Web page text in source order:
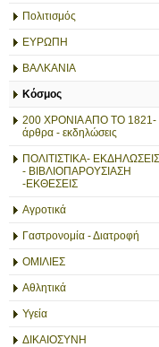
Πολιτισμός
ΕΥΡΩΠΗ
ΒΑΛΚΑΝΙΑ
Κόσμος
200 ΧΡΟΝΙΑ ΑΠΟ ΤΟ 1821-
άρθρα - εκδηλώσεις
ΠΟΛΙΤΙΣΤΙΚΑ- ΕΚΔΗΛΩΣΕΙΣ
- ΒΙΒΛΙΟΠΑΡΟΥΣΙΑΣΗ
-ΕΚΘΕΣΕΙΣ
Αγροτικά
Γαστρονομία - Διατροφή
ΟΜΙΛΙΕΣ
Αθλητικά
Υγεία
ΔΙΚΑΙΟΣΥΝΗ